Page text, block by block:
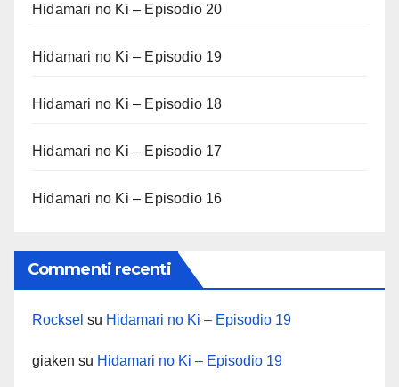
Hidamari no Ki – Episodio 20
Hidamari no Ki – Episodio 19
Hidamari no Ki – Episodio 18
Hidamari no Ki – Episodio 17
Hidamari no Ki – Episodio 16
Commenti recenti
Rocksel su Hidamari no Ki – Episodio 19
giaken su Hidamari no Ki – Episodio 19